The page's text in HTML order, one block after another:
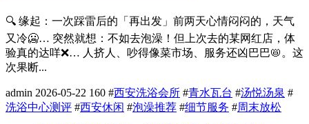
🔍 缘起：一次踩雷后的「再出发」前两天心情闷闷的，天气
又冷🥶… 突然就想：不如去泡澡！但上次去的某网红店，体
验真的达咩❌… 人挤人、吵得像菜市场、服务还凶巴巴📛。这
次果断...
admin 2026-05-22 160 #西安洗浴会所 #青水瓦台 #汤悦汤泉 #
洗浴中心测评 #西安休闲 #泡澡推荐 #细节服务 #周末放松